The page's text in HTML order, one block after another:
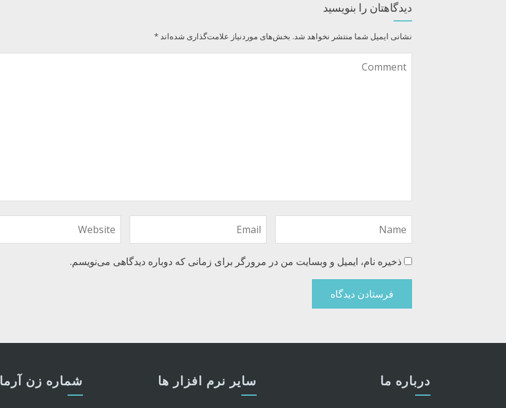
دیدگاهتان را بنویسید
نشانی ایمیل شما منتشر نخواهد شد. بخش‌های موردنیاز علامت‌گذاری شده‌اند*
ذخیره نام، ایمیل و وبسایت من در مرورگر برای زمانی که دوباره دیدگاهی می‌نویسم.
درباره ما سایر نرم افزار ها شماره زن آرما